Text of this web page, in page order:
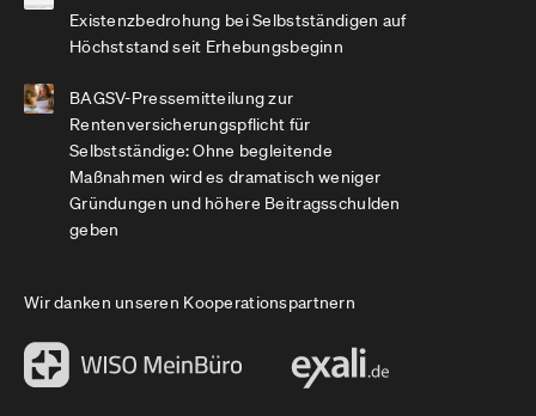
Existenzbedrohung bei Selbstständigen auf
Höchststand seit Erhebungsbeginn
BAGSV-Pressemitteilung zur
Rentenversicherungspflicht für
Selbstständige: Ohne begleitende
Maßnahmen wird es dramatisch weniger
Gründungen und höhere Beitragsschulden
geben
Wir danken unseren Kooperationspartnern